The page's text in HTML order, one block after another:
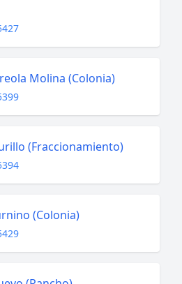
Molina (Colonia)
(Fraccionamiento)
(Colonia)